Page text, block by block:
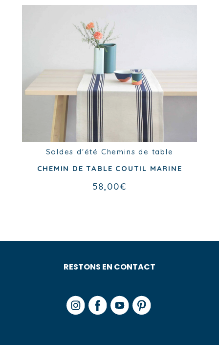
Soldes d'été Chemins de table
CHEMIN DE TABLE COUTIL MARINE
58,00€
Soldes d'été Serviettes
SERVIETTE COUTIL MARINE
13,00€
RESTONS EN CONTACT